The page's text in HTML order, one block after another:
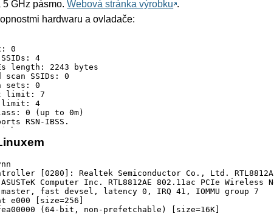
5 GHz pásmo.Webová stránka výrobku .
hardwaru a ovladače:
[0280]: Realtek Semiconductor Co., Ltd.
Computer Inc. RTL8812AE 802.11ac PCIe Wireless
fast devsel, latency 0, IRQ 41, IOMMU group 7
e000 [size=256]
(64-bit, non-prefetchable) [size=16K]